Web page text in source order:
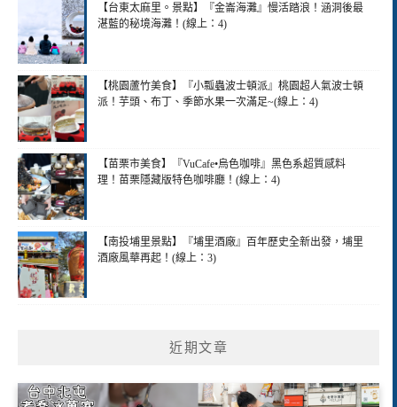
【台東太麻里。景點】『金崙海灘』慢活踏浪！涵洞後最
湛藍的秘境海灘！(線上：4)
【桃園蘆竹美食】『小瓢蟲波士頓派』桃園超人氣波士頓
派！芋頭、布丁、季節水果一次滿足~(線上：4)
【苗栗市美食】『VuCafe•烏色咖啡』黑色系超質感料
理！苗栗隱藏版特色咖啡廳！(線上：4)
【南投埔里景點】『埔里酒廠』百年歷史全新出發，埔里
酒廠風華再起！(線上：3)
近期文章